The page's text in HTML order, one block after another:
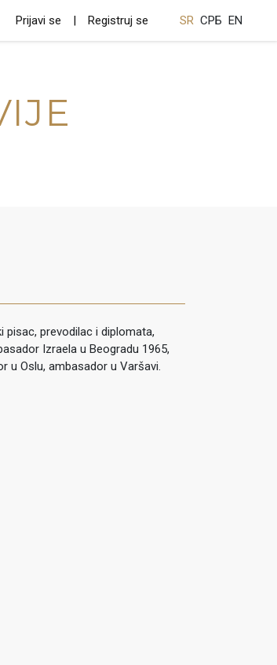
Prijavi se Registruj se SR СРБ EN
pisac, prevodilac i diplomata,
Izraela u Beogradu 1965,
u Oslu, ambasador u Varšavi.